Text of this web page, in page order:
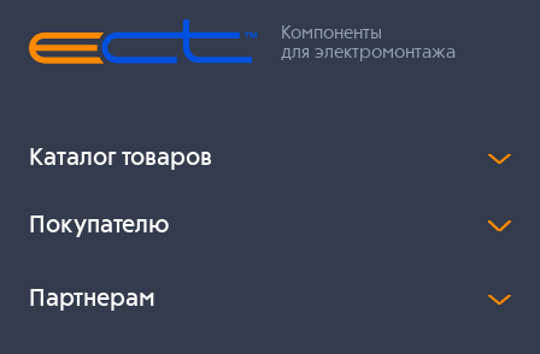
Компоненты
для электромонтажа
Каталог товаров
Покупателю
Партнерам